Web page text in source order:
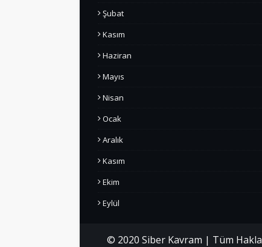
Şubat
Kasım
Haziran
Mayıs
Nisan
Ocak
Aralık
Kasım
Ekim
Eylül
© 2020 Siber Kavram | Tüm